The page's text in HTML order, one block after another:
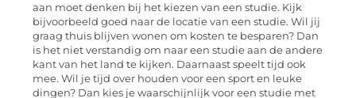
aan moet denken bij het kiezen van een studie. Kijk
bijvoorbeeld goed naar de locatie van een studie. Wil jij
graag thuis blijven wonen om kosten te besparen? Dan
is het niet verstandig om naar een studie aan de andere
kant van het land te kijken. Daarnaast speelt tijd ook
mee. Wil je tijd over houden voor een sport en leuke
dingen? Dan kies je waarschijnlijk voor een studie met